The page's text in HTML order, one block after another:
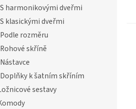
S harmonikovými dveřmi
S klasickými dveřmi
Podle rozměru
Rohové skříně
Nástavce
Doplňky k šatním skříním
sestavy